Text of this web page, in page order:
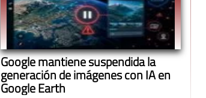
Google mantiene suspendida la
generación de imágenes con IA en
Google Earth